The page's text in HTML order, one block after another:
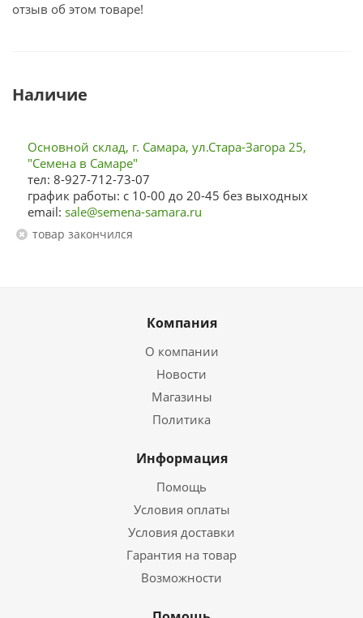
отзыв об этом товаре!
Наличие
Основной склад, г. Самара, ул.Стара-Загора 25,
"Семена в Самаре"
тел: 8-927-712-73-07
график работы: с 10-00 до 20-45 без выходных
email: sale@semena-samara.ru
Товар закончился
Компания
О компании
Новости
Магазины
Политика
Информация
Помощь
Условия оплаты
Условия доставки
Гарантия на товар
Возможности